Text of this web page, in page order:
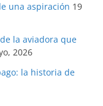
una aspiración 19
la aviadora que
2026
la historia de